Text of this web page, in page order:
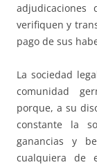
verifiquen y
pago de sus
La sociedad
comunidad
porque, a su
constante la
ganancias y
cualquiera de